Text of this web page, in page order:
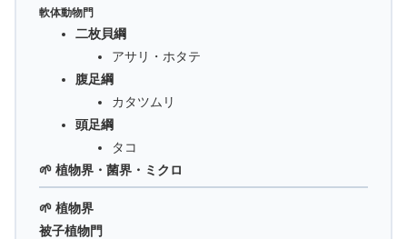
軟体動物門
二枚貝綱
アサリ・ホタテ
腹足綱
カタツムリ
頭足綱
タコ
🌱 植物界・菌界・ミクロ
🌱 植物界
被子植物門